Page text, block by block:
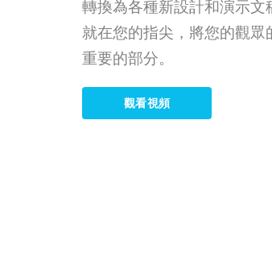
轉換為各種新設計和演示
就在您的指尖，將您的觀
重要的部分。
觀看視頻